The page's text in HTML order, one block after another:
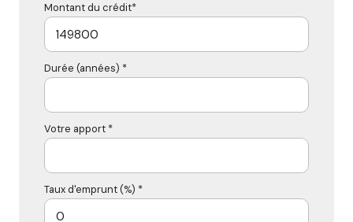
Montant du crédit*
Durée (années) *
Votre apport *
Taux d'emprunt (%) *